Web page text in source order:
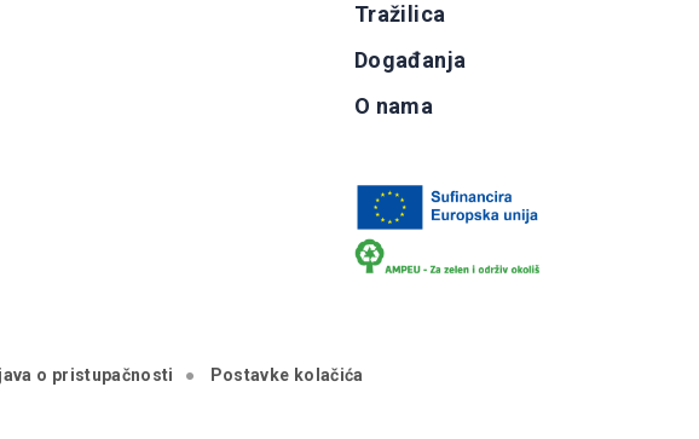
Tražilica
Događanja
O nama
o pristupačnosti Postavke kolačića